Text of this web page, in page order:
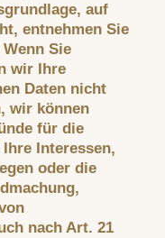
auf
entnehmen Sie
Sie
wir Ihre
Daten nicht
wir können
für die
Interessen,
oder die
nach Art. 21